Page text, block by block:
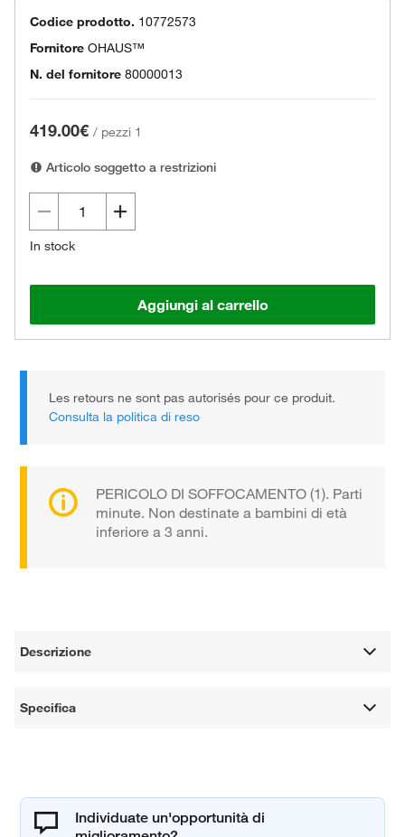
Codice prodotto. 10772573
Fornitore OHAUS™
N. del fornitore 80000013
419.00€ / pezzi 1
Articolo soggetto a restrizioni
In stock
Aggiungi al carrello
Les retours ne sont pas autorisés pour ce produit.
Consulta la politica di reso
PERICOLO DI SOFFOCAMENTO (1). Parti
minute. Non destinate a bambini di età
inferiore a 3 anni.
Descrizione
Specifica
Individuate un'opportunità di